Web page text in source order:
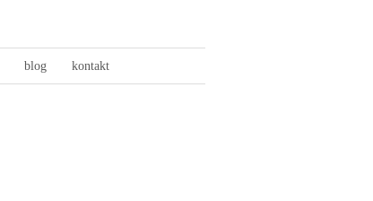
blog kontakt